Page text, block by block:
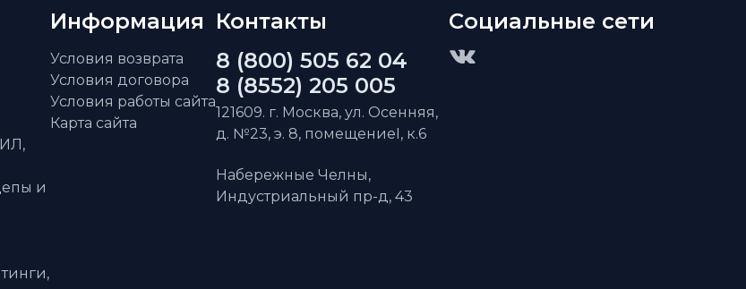
и
Информация
Условия возврата
Условия договора
Условия работы сайта
Карта сайта
Контакты
8 (800) 505 62 04
8 (8552) 205 005
121609. г. Москва, ул. Осенняя,
д. №23, э. 8, помещениеI, к.6
Набережные Челны,
Индустриальный пр-д, 43
Социальные сети